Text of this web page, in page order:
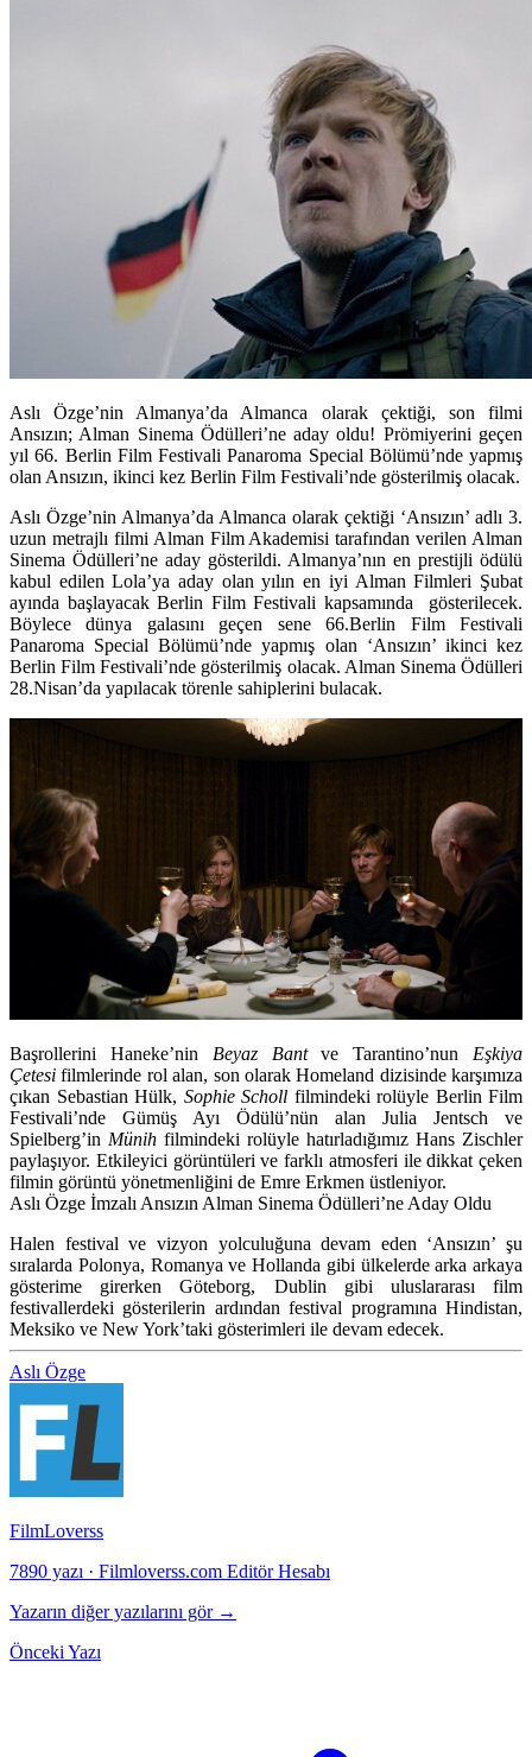
Aslı Özge’nin Almanya’da Almanca olarak çektiği, son filmi
Ansızın; Alman Sinema Ödülleri’ne aday oldu! Prömiyerini geçen
yıl 66. Berlin Film Festivali Panaroma Special Bölümü’nde yapmış
olan Ansızın, ikinci kez Berlin Film Festivali’nde gösterilmiş olacak.
Aslı Özge’nin Almanya’da Almanca olarak çektiği ‘Ansızın’ adlı 3.
uzun metrajlı filmi Alman Film Akademisi tarafından verilen Alman
Sinema Ödülleri’ne aday gösterildi. Almanya’nın en prestijli ödülü
kabul edilen Lola’ya aday olan yılın en iyi Alman Filmleri Şubat
ayında başlayacak Berlin Film Festivali kapsamında gösterilecek.
Böylece dünya galasını geçen sene 66.Berlin Film Festivali
Panaroma Special Bölümü’nde yapmış olan ‘Ansızın’ ikinci kez
Berlin Film Festivali’nde gösterilmiş olacak. Alman Sinema Ödülleri
28.Nisan’da yapılacak törenle sahiplerini bulacak.
Başrollerini Haneke’nin Beyaz Bantve Tarantino’nun Eşkiya
Çetesi filmlerinde rol alan, son olarak Homeland dizisinde karşımıza
çıkan Sebastian Hülk, Sophie Scholl filmindeki rolüyle Berlin Film
Festivali’nde Gümüş Ayı Ödülü’nün alan Julia Jentsch ve
Spielberg’in Münih filmindeki rolüyle hatırladığımız Hans Zischler
paylaşıyor. Etkileyici görüntüleri ve farklı atmosferi ile dikkat çeken
filmin görüntü yönetmenliğini de Emre Erkmen üstleniyor.
Aslı Özge İmzalı Ansızın Alman Sinema Ödülleri’ne Aday Oldu
Halen festival ve vizyon yolculuğuna devam eden ‘Ansızın’ şu
sıralarda Polonya, Romanya ve Hollanda gibi ülkelerde arka arkaya
gösterime girerken Göteborg, Dublin gibi uluslararası film
festivallerdeki gösterilerin ardından festival programına Hindistan,
Meksiko ve New York’taki gösterimleri ile devam edecek.
Aslı Özge
FilmLoverss
7890 yazı · Filmloverss.com Editör Hesabı
Yazarın diğer yazılarını gör →
Önceki Yazı